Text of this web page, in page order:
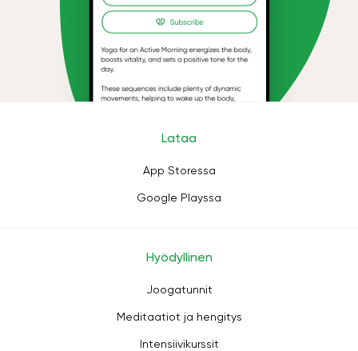
Lataa
App Storessa
Google Playssa
Hyödyllinen
Joogatunnit
Meditaatiot ja hengitys
Intensiivikurssit